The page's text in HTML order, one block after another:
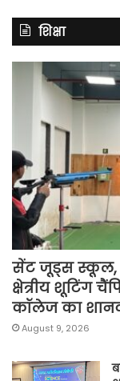
शिक्षा
सेंट जूड्स स्कूल,
क्षेत्रीय शूटिंग
कॉलेज का
August 9, 2026